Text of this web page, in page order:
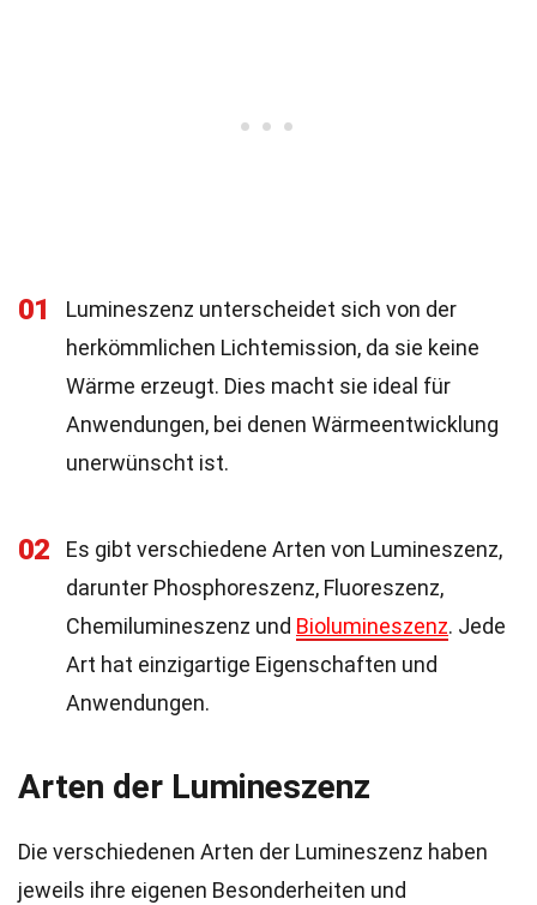
01
Lumineszenz unterscheidet sich von der
herkömmlichen Lichtemission, da sie keine
Wärme erzeugt. Dies macht sie ideal für
Anwendungen, bei denen Wärmeentwicklung
unerwünscht ist.
02
Es gibt verschiedene Arten von Lumineszenz,
darunter Phosphoreszenz, Fluoreszenz,
Chemilumineszenz und Biolumineszenz. Jede
Art hat einzigartige Eigenschaften und
Anwendungen.
Arten der Lumineszenz
Die verschiedenen Arten der Lumineszenz haben
jeweils ihre eigenen Besonderheiten und